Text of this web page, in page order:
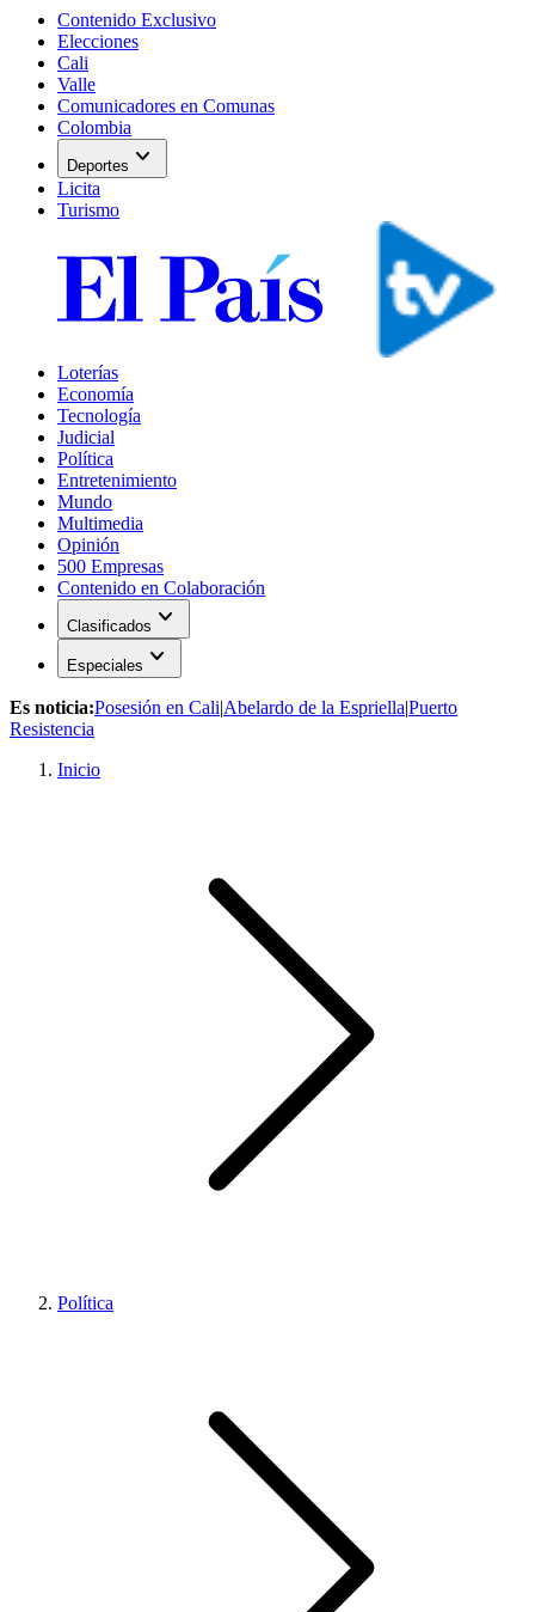
Contenido Exclusivo
Elecciones
Cali
Valle
Comunicadores en Comunas
Colombia
Deportes expand_more
Licita
Turismo
Loterías
Economía
Tecnología
Judicial
Política
Entretenimiento
Mundo
Multimedia
Opinión
500 Empresas
Contenido en Colaboración
Clasificados expand_more
Especiales expand_more
Es noticia:Posesión en Cali|Abelardo de la Espriella|Puerto
Resistencia
Inicio
Política